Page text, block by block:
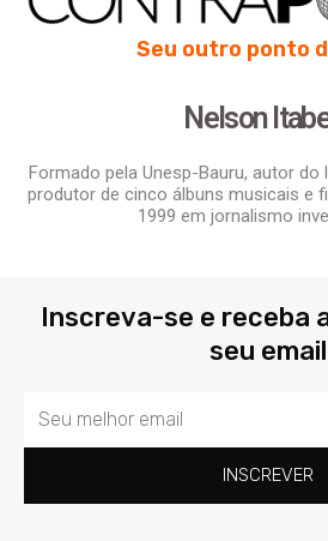
Seu outro ponto
Nelson
Formado pela Unesp-Bauru, autor
produtor de cinco álbuns musicais e
1999 em jornalismo
Inscreva-se e receba
seu email
Email
INSCREVER